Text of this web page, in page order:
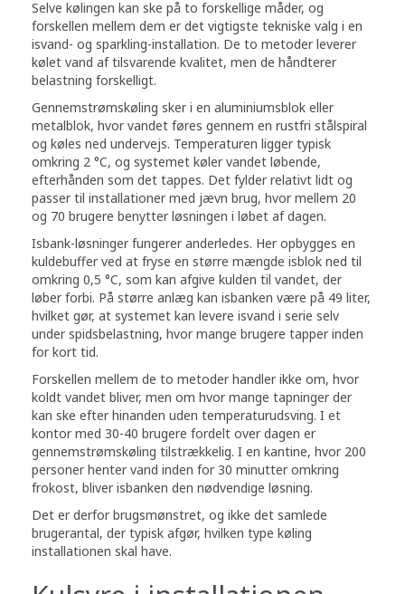
Selve kølingen kan ske på to forskellige måder, og
forskellen mellem dem er det vigtigste tekniske valg i en
isvand- og sparkling-installation. De to metoder leverer
kølet vand af tilsvarende kvalitet, men de håndterer
belastning forskelligt.
Gennemstrømskøling sker i en aluminiumsblok eller
metalblok, hvor vandet føres gennem en rustfri stålspiral
og køles ned undervejs. Temperaturen ligger typisk
omkring 2 °C, og systemet køler vandet løbende,
efterhånden som det tappes. Det fylder relativt lidt og
passer til installationer med jævn brug, hvor mellem 20
og 70 brugere benytter løsningen i løbet af dagen.
Isbank-løsninger fungerer anderledes. Her opbygges en
kuldebuffer ved at fryse en større mængde isblok ned til
omkring 0,5 °C, som kan afgive kulden til vandet, der
løber forbi. På større anlæg kan isbanken være på 49 liter,
hvilket gør, at systemet kan levere isvand i serie selv
under spidsbelastning, hvor mange brugere tapper inden
for kort tid.
Forskellen mellem de to metoder handler ikke om, hvor
koldt vandet bliver, men om hvor mange tapninger der
kan ske efter hinanden uden temperaturudsving. I et
kontor med 30-40 brugere fordelt over dagen er
gennemstrømskøling tilstrækkelig. I en kantine, hvor 200
personer henter vand inden for 30 minutter omkring
frokost, bliver isbanken den nødvendige løsning.
Det er derfor brugsmønstret, og ikke det samlede
brugerantal, der typisk afgør, hvilken type køling
installationen skal have.